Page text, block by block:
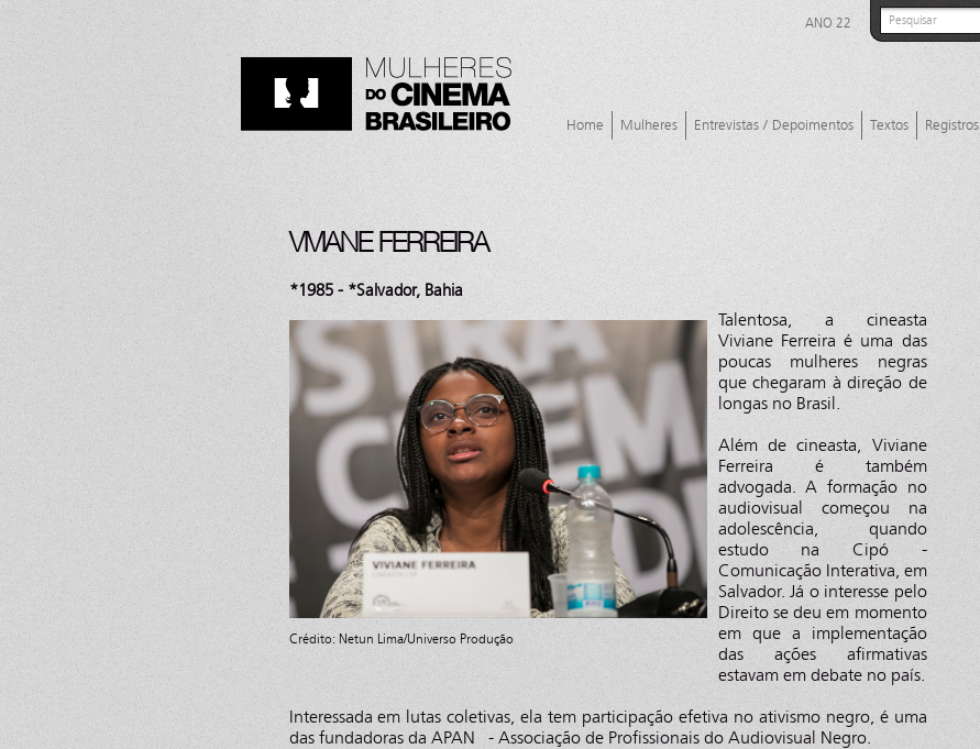
ANO 22
Home Mulheres Entrevistas / Depoimentos Textos Registros
VIVIANE FERREIRA
*1985 - *Salvador, Bahia
Crédito: Netun Lima/Universo Produção
Talentosa, a cineasta
Viviane Ferreira é uma das
poucas mulheres negras
que chegaram à direção de
longas no Brasil.
Além de cineasta, Viviane
Ferreira é também
advogada. A formação no
audiovisual começou na
adolescência, quando
estudo na Cipó -
Comunicação Interativa, em
Salvador. Já o interesse pelo
Direito se deu em momento
em que a implementação
das ações afirmativas
estavam em debate no país.
Interessada em lutas coletivas, ela tem participação efetiva no ativismo negro, é uma
das fundadoras da APAN - Associação de Profissionais do Audiovisual Negro.